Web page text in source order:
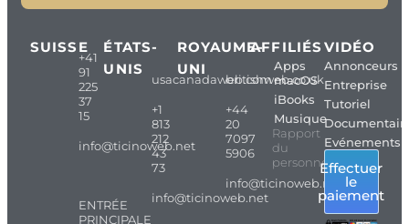
SUISSE
+41
91
225
37
15
info@ticinoweb.net
ENTRÉE
PRINCIPALE
ÉTATS-
UNIS
usacanadaweb.com
+1
813
212
43
73
info@ticinoweb.net
ROYAUME-
UNI
britishweb.co.uk
+44
20
7097
5906
info@ticinoweb.net
AFFILIÉS
Apps
macOS
iBooks
Musique
Rapport
du
personnel
VIDÉO
Annonceurs
Entreprise
Tutoriel
Evénements
Effectuer
le
paiement